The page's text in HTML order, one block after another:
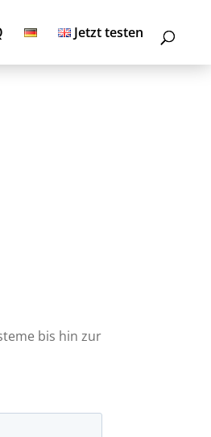
Jetzt testen
bis hin zur